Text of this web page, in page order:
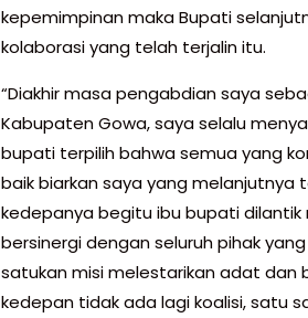
kepemimpinan maka Bupati
kolaborasi yang telah terjalin itu.
“Diakhir masa pengabdian saya
Kabupaten Gowa, saya selalu
bupati terpilih bahwa semua yang
baik biarkan saya yang melanjutnya
kedepanya begitu ibu bupati
bersinergi dengan seluruh pihak
satukan misi melestarikan adat dan
kedepan tidak ada lagi koalisi, satu